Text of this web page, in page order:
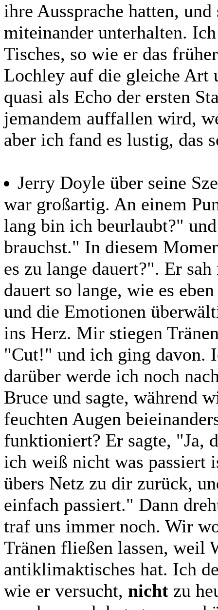
ihre Aussprache hatten,
miteinander unterhalten.
Tisches, so wie er das
Lochley auf die gleiche Art
quasi als Echo der ersten
jemandem auffallen wird,
aber ich fand es lustig, das
Jerry Doyle über seine
war großartig. An einem
lang bin ich beurlaubt?"
brauchst." In diesem
es zu lange dauert?". Er
dauert so lange, wie es
und die Emotionen
ins Herz. Mir stiegen
"Cut!" und ich ging davon.
darüber werde ich noch
Bruce und sagte, während
feuchten Augen
funktioniert? Er sagte, "Ja,
ich weiß nicht was passiert
übers Netz zu dir zurück,
einfach passiert." Dann
traf uns immer noch. Wir
Tränen fließen lassen, weil
antiklimaktisches hat. Ich
wie er versucht, nicht zu